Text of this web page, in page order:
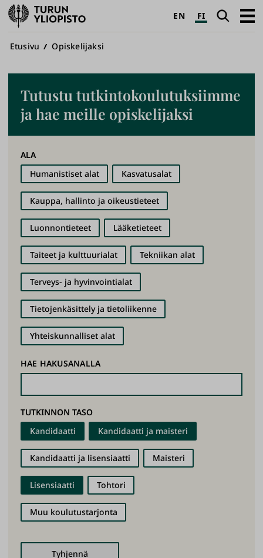
Turun
yliopisto
EN FI Haku
Avaa
Murupolku
Etusivu Opiskelijaksi
Tutustu tutkintokoulutuksiimme
ja hae meille opiskelijaksi
ALA
Humanistiset alat
Kasvatusalat
Kauppa, hallinto ja oikeustieteet
​Luonnontieteet Lääketieteet
Taiteet ja kulttuurialat ​Tekniikan alat
​Terveys- ja hyvinvointialat
Tietojenkäsittely ja tietoliikenne
Yhteiskunnalliset alat
HAE HAKUSANALLA
TUTKINNON TASO
Kandidaatti
Kandidaatti ja maisteri
Kandidaatti ja lisensiaatti Maisteri
Lisensiaatti Tohtori
Muu koulutustarjonta